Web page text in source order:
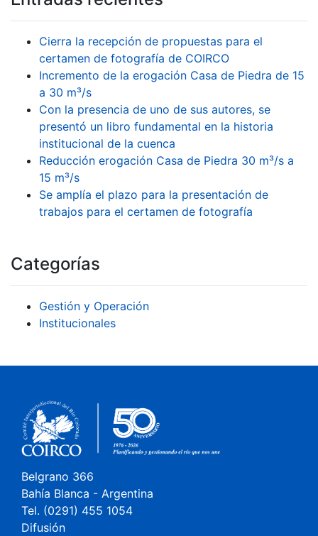
Cierra la recepción de propuestas para el
certamen de fotografía de COIRCO
Incremento de la erogación Casa de Piedra de 15
a 30 m³/s
Con la presencia de uno de sus autores, se
presentó un libro fundamental en la historia
institucional de la cuenca
Reducción erogación Casa de Piedra 30 m³/s a
15 m³/s
Se amplía el plazo para la presentación de
trabajos para el certamen de fotografía
Categorías
Gestión y Operación
Institucionales
Belgrano 366
Bahía Blanca - Argentina
Tel. (0291) 455 1054
Difusión